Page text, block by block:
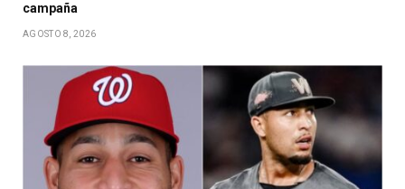
campaña
AGOSTO 8, 2026